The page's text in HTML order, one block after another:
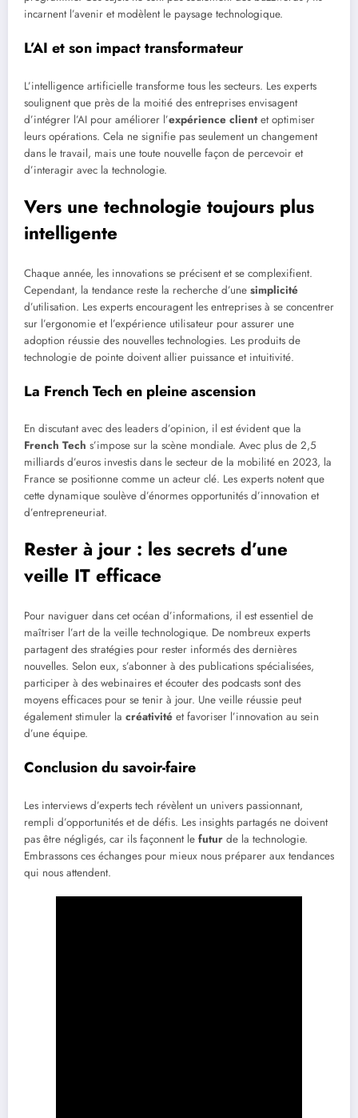
incarnent l’avenir et modèlent le paysage technologique.
L’AI et son impact transformateur
L’intelligence artificielle transforme tous les secteurs. Les experts
soulignent que près de la moitié des entreprises envisagent
d’intégrer l’AI pour améliorer l’expérience clientet optimiser
leurs opérations. Cela ne signifie pas seulement un changement
dans le travail, mais une toute nouvelle façon de percevoir et
d’interagir avec la technologie.
Vers une technologie toujours plus
intelligente
Chaque année, les innovations se précisent et se complexifient.
Cependant, la tendance reste la recherche d’une simplicité
d’utilisation. Les experts encouragent les entreprises à se concentrer
sur l’ergonomie et l’expérience utilisateur pour assurer une
adoption réussie des nouvelles technologies. Les produits de
technologie de pointe doivent allier puissance et intuitivité.
La French Tech en pleine ascension
En discutant avec des leaders d’opinion, il est évident que la
French Tech s’impose sur la scène mondiale. Avec plus de 2,5
milliards d’euros investis dans le secteur de la mobilité en 2023, la
France se positionne comme un acteur clé. Les experts notent que
cette dynamique soulève d’énormes opportunités d’innovation et
d’entrepreneuriat.
Rester à jour : les secrets d’une
veille IT efficace
Pour naviguer dans cet océan d’informations, il est essentiel de
maîtriser l’art de la veille technologique. De nombreux experts
partagent des stratégies pour rester informés des dernières
nouvelles. Selon eux, s’abonner à des publications spécialisées,
participer à des webinaires et écouter des podcasts sont des
moyens efficaces pour se tenir à jour. Une veille réussie peut
également stimuler la créativité et favoriser l’innovation au sein
d’une équipe.
Conclusion du savoir-faire
Les interviews d’experts tech révèlent un univers passionnant,
rempli d’opportunités et de défis. Les insights partagés ne doivent
pas être négligés, car ils façonnent le futur de la technologie.
Embrassons ces échanges pour mieux nous préparer aux tendances
qui nous attendent.